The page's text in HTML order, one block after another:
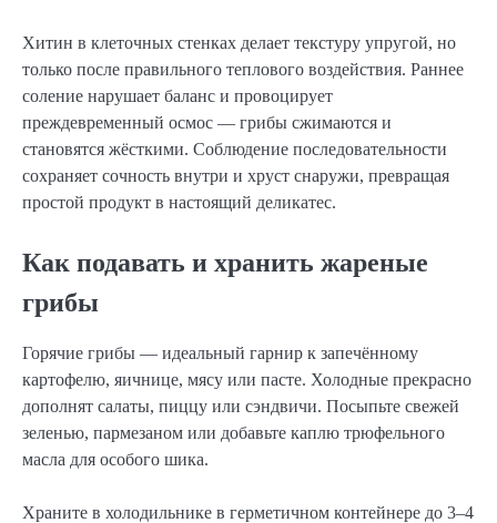
Хитин в клеточных стенках делает текстуру упругой, но
только после правильного теплового воздействия. Раннее
соление нарушает баланс и провоцирует
преждевременный осмос — грибы сжимаются и
становятся жёсткими. Соблюдение последовательности
сохраняет сочность внутри и хруст снаружи, превращая
простой продукт в настоящий деликатес.
Как подавать и хранить жареные
грибы
Горячие грибы — идеальный гарнир к запечённому
картофелю, яичнице, мясу или пасте. Холодные прекрасно
дополнят салаты, пиццу или сэндвичи. Посыпьте свежей
зеленью, пармезаном или добавьте каплю трюфельного
масла для особого шика.
Храните в холодильнике в герметичном контейнере до 3–4